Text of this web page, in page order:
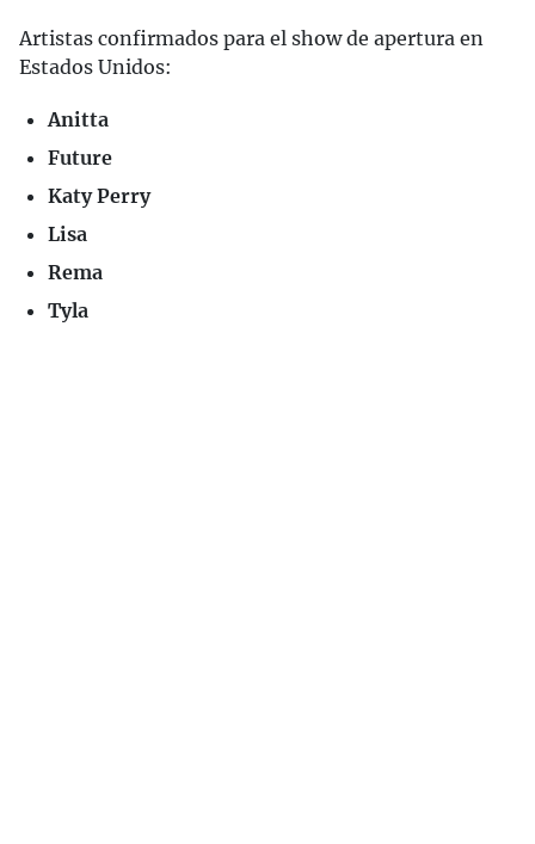
Artistas confirmados para el show de apertura en
Estados Unidos:
Anitta
Future
Katy Perry
Lisa
Rema
Tyla